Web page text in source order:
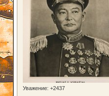
Уважение: +2437